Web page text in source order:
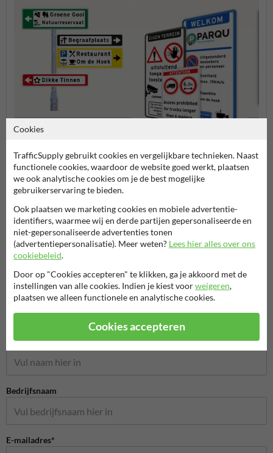
kleuren
Entree- en toegangsborden
Stel je vraag aan BuurtPreventiebord.nl
Naam*
Bedrijfsnaam
E-mailadres*
Cookies
TrafficSupply gebruikt cookies en vergelijkbare technieken. Naast
functionele cookies, waardoor de website goed werkt, plaatsen
we ook analytische cookies om je de best mogelijke
gebruikerservaring te bieden.
Ook plaatsen we marketing cookies en mobiele advertentie-
identifiers, waarmee wij en derde partijen gepersonaliseerde en
niet-gepersonaliseerde advertenties tonen
(advertentiepersonalisatie). Meer weten? Lees hier alles over ons
cookiebeleid.
Door op "Cookies accepteren" te klikken, ga je akkoord met de
instellingen van alle cookies. Indien je kiest voorweigeren,
plaatsen we alleen functionele en analytische cookies.
Cookies accepteren